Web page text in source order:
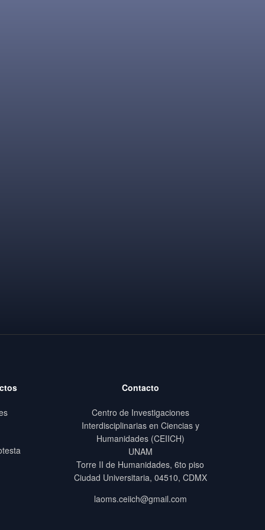
Contacto
Centro de Investigaciones
Interdisciplinarias en Ciencias y
Humanidades (CEIICH)
UNAM
Torre II de Humanidades, 6to piso
Ciudad Universitaria, 04510, CDMX
laoms.ceiich@gmail.com